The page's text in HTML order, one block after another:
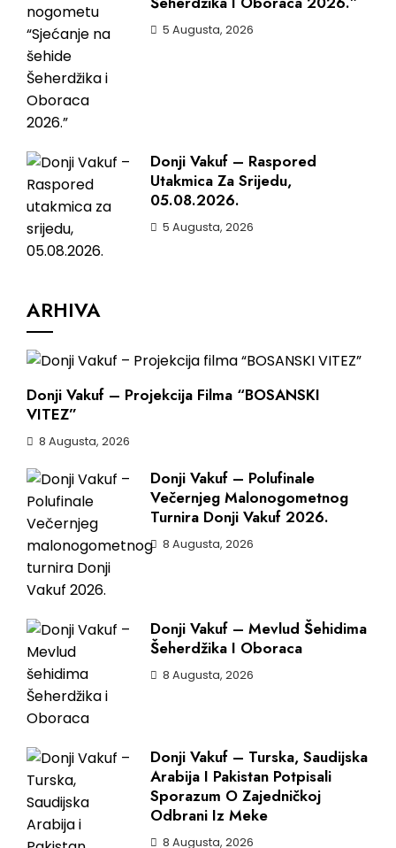
5 Augusta, 2026
Donji Vakuf – Raspored
Utakmica Za Srijedu,
05.08.2026.
5 Augusta, 2026
ARHIVA
Donji Vakuf – Projekcija Filma “BOSANSKI
VITEZ”
8 Augusta, 2026
Donji Vakuf – Polufinale
Večernjeg Malonogometnog
Turnira Donji Vakuf 2026.
8 Augusta, 2026
Donji Vakuf – Mevlud Šehidima
Šeherdžika I Oboraca
8 Augusta, 2026
Donji Vakuf – Turska, Saudijska
Arabija I Pakistan Potpisali
Sporazum O Zajedničkoj
Odbrani Iz Meke
8 Augusta, 2026